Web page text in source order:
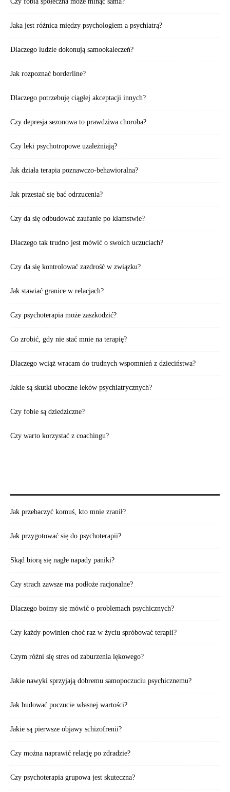
Jaka jest różnica między psychologiem a psychiatrą?
Dlaczego ludzie dokonują samookaleczeń?
Jak rozpoznać borderline?
Dlaczego potrzebuję ciągłej akceptacji innych?
Czy depresja sezonowa to prawdziwa choroba?
Czy leki psychotropowe uzależniają?
Jak działa terapia poznawczo-behawioralna?
Jak przestać się bać odrzucenia?
Czy da się odbudować zaufanie po kłamstwie?
Dlaczego tak trudno jest mówić o swoich uczuciach?
Czy da się kontrolować zazdrość w związku?
Jak stawiać granice w relacjach?
Czy psychoterapia może zaszkodzić?
Co zrobić, gdy nie stać mnie na terapię?
Dlaczego wciąż wracam do trudnych wspomnień z dzieciństwa?
Jakie są skutki uboczne leków psychiatrycznych?
Czy fobie są dziedziczne?
Czy warto korzystać z coachingu?
Jak przebaczyć komuś, kto mnie zranił?
Jak przygotować się do psychoterapii?
Skąd biorą się nagłe napady paniki?
Czy strach zawsze ma podłoże racjonalne?
Dlaczego boimy się mówić o problemach psychicznych?
Czy każdy powinien choć raz w życiu spróbować terapii?
Czym różni się stres od zaburzenia lękowego?
Jakie nawyki sprzyjają dobremu samopoczuciu psychicznemu?
Jak budować poczucie własnej wartości?
Jakie są pierwsze objawy schizofrenii?
Czy można naprawić relację po zdradzie?
Czy psychoterapia grupowa jest skuteczna?